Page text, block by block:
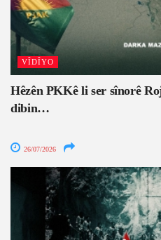
VÎDÎYO
Hêzên PKKê li ser sînorê
dibin…
26/07/2026